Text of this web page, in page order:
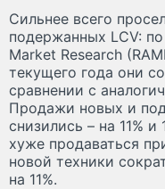
Сильнее всего
подержанных LCV:
Market Research
текущего года они
сравнении с
Продажи новых и
снизились – на 11%
хуже продаваться
новой техники
на 11%.